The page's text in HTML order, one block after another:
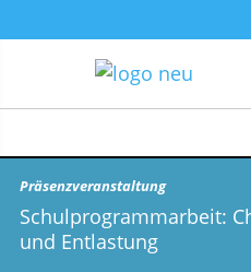
Präsenzveranstaltung
Schulprogrammarbeit:
und Entlastung